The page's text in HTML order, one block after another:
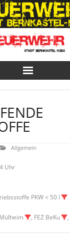
Allgemein
Uhr
PKW < 50 l
, FEZ BeKu